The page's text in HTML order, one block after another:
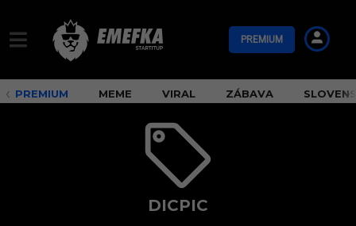
PREMIUM
PREMIUM MEME VIRAL ZÁBAVA
DICPIC